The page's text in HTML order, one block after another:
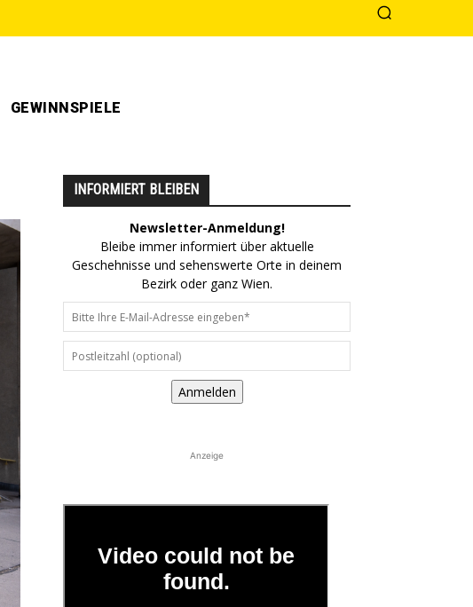
GEWINNSPIELE
INFORMIERT BLEIBEN
Newsletter-Anmeldung!
Bleibe immer informiert über aktuelle
Geschehnisse und sehenswerte Orte in deinem
Bezirk oder ganz Wien.
Anmelden
Anzeige